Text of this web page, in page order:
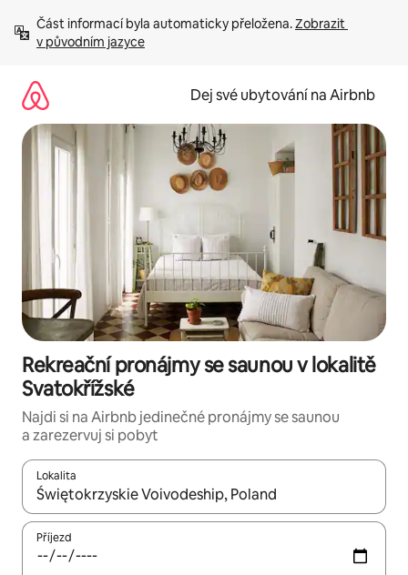
obsah
Část informací byla automaticky přeložena. Zobrazit
v původním jazyce
Dej své ubytování na Airbnb
Rekreační pronájmy se saunou v lokalitě
Svatokřížské
Najdi si na Airbnb jedinečné pronájmy se saunou
a zarezervuj si pobyt
Lokalita
Až budou výsledky k dispozici, můžeš si je procházet pomocí
Příjezd